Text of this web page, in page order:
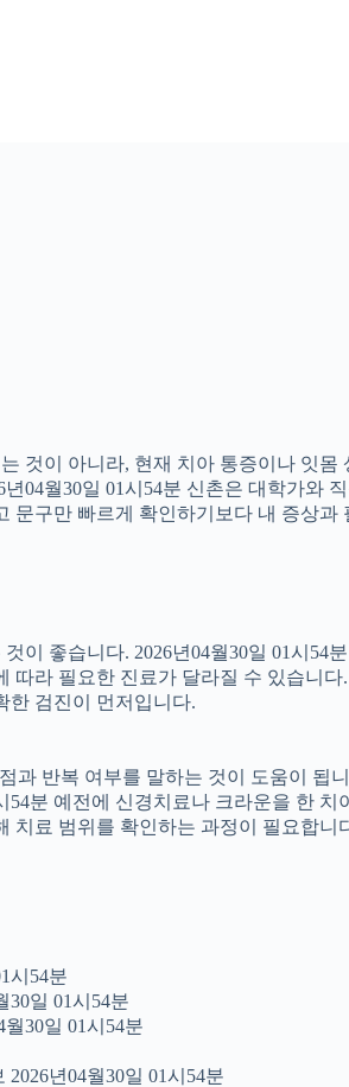
것이 아니라, 현재 치아 통증이나 잇
04월30일 01시54분 신촌은 대학가와
구만 빠르게 확인하기보다 내 증상
이 좋습니다. 2026년04월30일 01시
라 필요한 진료가 달라질 수 있습니
한 검진이 먼저입니다.
반복 여부를 말하는 것이 도움이 됩
분 예전에 신경치료나 크라운을 한
치료 범위를 확인하는 과정이 필요합니
시54분
30일 01시54분
30일 01시54분
년04월30일 01시54분